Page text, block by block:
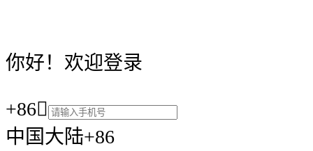
你好！欢迎登录
+86
中国大陆+86